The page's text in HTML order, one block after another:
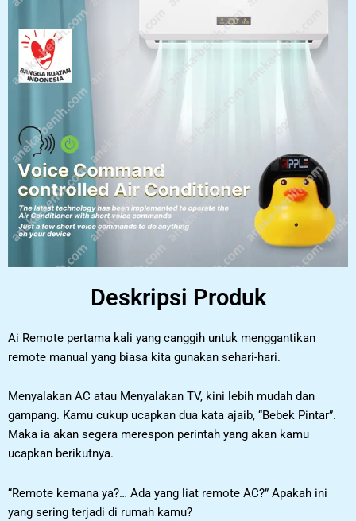
Deskripsi Produk
Ai Remote pertama kali yang canggih untuk menggantikan
remote manual yang biasa kita gunakan sehari-hari.
Menyalakan AC atau Menyalakan TV, kini lebih mudah dan
gampang. Kamu cukup ucapkan dua kata ajaib, “Bebek Pintar”.
Maka ia akan segera merespon perintah yang akan kamu
ucapkan berikutnya.
“Remote kemana ya?… Ada yang liat remote AC?” Apakah ini
yang sering terjadi di rumah kamu?